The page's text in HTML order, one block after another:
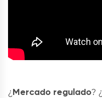
¿Mercado regulado? ¿